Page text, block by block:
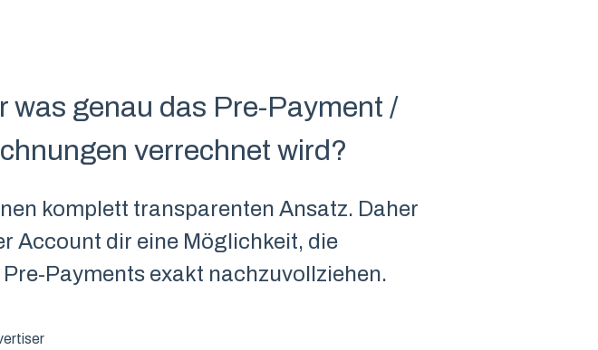
was genau das Pre-Payment /
verrechnet wird?
komplett transparenten Ansatz. Daher
Account dir eine Möglichkeit, die
Payments exakt nachzuvollziehen.